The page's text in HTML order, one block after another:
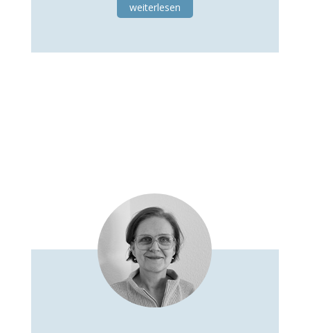
weiterlesen